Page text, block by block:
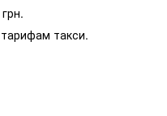
такси.